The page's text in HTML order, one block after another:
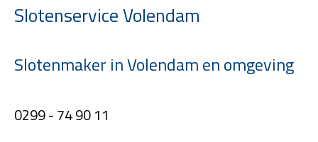
Slotenservice Volendam
Slotenmaker in Volendam en omgeving
0299 - 74 90 11